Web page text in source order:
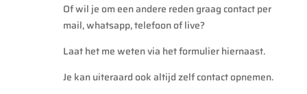
Of wil je om een andere reden graag contact per
mail, whatsapp, telefoon of live?
Laat het me weten via het formulier hiernaast.
Je kan uiteraard ook altijd zelf contact opnemen.